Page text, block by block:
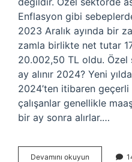
Enflasyon gibi
2023 Aralık ayında bir
zamla birlikte net tutar
20.002,50 TL oldu. Özel
ay alınır 2024? Yeni
2024’ten itibaren
çalışanlar genellikle
bir ay sonra alırlar.…
Devamını okuyun